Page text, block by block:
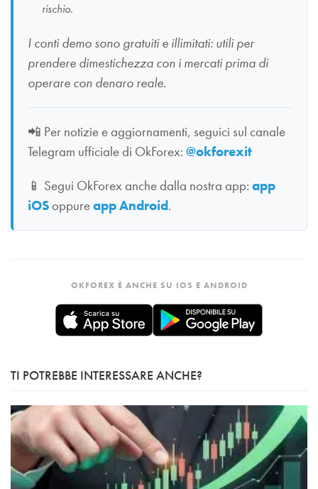
rischio.
I conti demo sono gratuiti e illimitati: utili per
prendere dimestichezza con i mercati prima di
operare con denaro reale.
📲 Per notizie e aggiornamenti, seguici sul canale
Telegram ufficiale di OkForex: @okforexit
📱 Segui OkForex anche dalla nostra app: app
iOSoppureapp Android.
OKFOREX È ANCHE SU IOS E ANDROID
TI POTREBBE INTERESSARE ANCHE?